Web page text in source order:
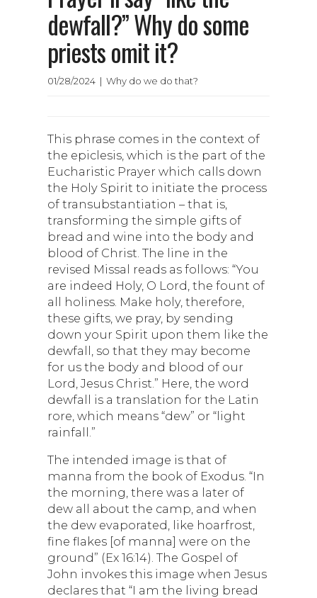
dewfall?” Why do some
priests omit it?
01/28/2024 | Why do we do that?
This phrase comes in the context of
the epiclesis, which is the part of the
Eucharistic Prayer which calls down
the Holy Spirit to initiate the process
of transubstantiation – that is,
transforming the simple gifts of
bread and wine into the body and
blood of Christ. The line in the
revised Missal reads as follows: “You
are indeed Holy, O Lord, the fount of
all holiness. Make holy, therefore,
these gifts, we pray, by sending
down your Spirit upon them like the
dewfall, so that they may become
for us the body and blood of our
Lord, Jesus Christ.” Here, the word
dewfall is a translation for the Latin
rore, which means “dew” or “light
rainfall.”
The intended image is that of
manna from the book of Exodus. “In
the morning, there was a later of
dew all about the camp, and when
the dew evaporated, like hoarfrost,
fine flakes [of manna] were on the
ground” (Ex 16:14). The Gospel of
John invokes this image when Jesus
declares that “I am the living bread